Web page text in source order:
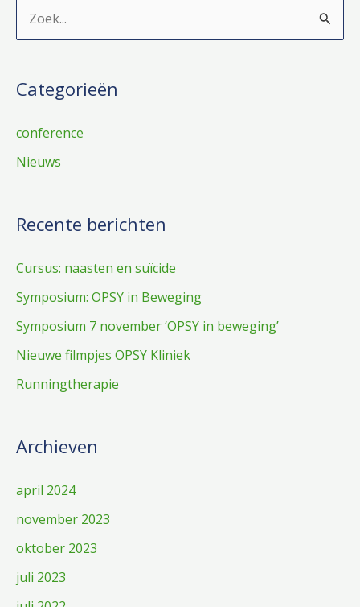
o
k
a
a
Categorieën
conference
Nieuws
Recente berichten
Cursus: naasten en suïcide
Symposium: OPSY in Beweging
Symposium 7 november ‘OPSY in beweging’
Nieuwe filmpjes OPSY Kliniek
Runningtherapie
Archieven
april 2024
november 2023
oktober 2023
juli 2023